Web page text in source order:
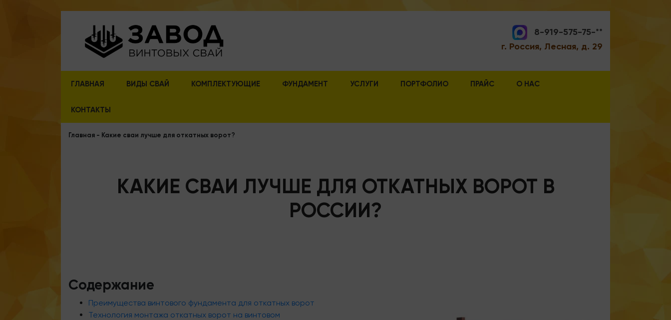
8-919-575-75-**
г. Россия, Лесная, д. 29
ГЛАВНАЯ ВИДЫ СВАЙ КОМПЛЕКТУЮЩИЕ ФУНДАМЕНТ УСЛУГИ ПОРТФОЛИО ПРАЙС О НАС
КОНТАКТЫ
Главная - Какие сваи лучше для откатных ворот?
КАКИЕ СВАИ ЛУЧШЕ ДЛЯ ОТКАТНЫХ ВОРОТ В
РОССИИ?
Содержание
Преимущества винтового фундамента для откатных ворот
Технология монтажа откатных ворот на винтовом